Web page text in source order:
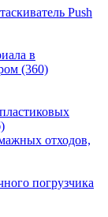
Push
в
(360)
отходов,
погрузчика